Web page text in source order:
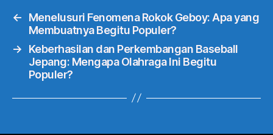
←
Menelusuri Fenomena Rokok Geboy: Apa yang
Membuatnya Begitu Populer?
→
Keberhasilan dan Perkembangan Baseball
Jepang: Mengapa Olahraga Ini Begitu
Populer?